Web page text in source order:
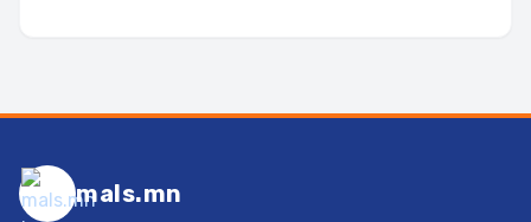
mals.mn